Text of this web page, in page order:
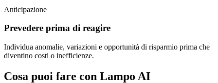
Anticipazione
Prevedere prima di reagire
Individua anomalie, variazioni e opportunità di risparmio prima che
diventino costi o inefficienze.
Cosa puoi fare con Lampo AI